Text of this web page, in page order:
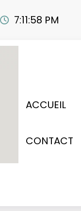
7:11:59 PM
ACCUEIL
CONTACT